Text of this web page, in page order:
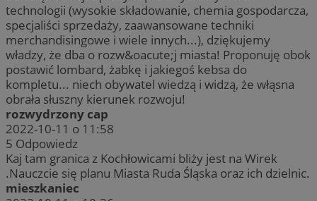
technologii (wysokie składowanie, chemia gospodarcza,
specjaliści sprzedaży, zaawansowane techniki
merchandisingowe i wiele innych...), dziękujemy
władzy, że dba o rozw&oacute;j miasta! Proponuję obok
postawić lombard, żabkę i jakiegoś kebsa do
kompletu... niech obywatel wiedzą i widzą, że włąsna
obrała słuszny kierunek rozwoju!
rozwydrzony cap
2022-10-11 o 11:58
5 Odpowiedz
Kaj tam granica z Kochłowicami bliży jest na Wirek
.Nauczcie się planu Miasta Ruda Śląska oraz ich dzielnic.
mieszkaniec